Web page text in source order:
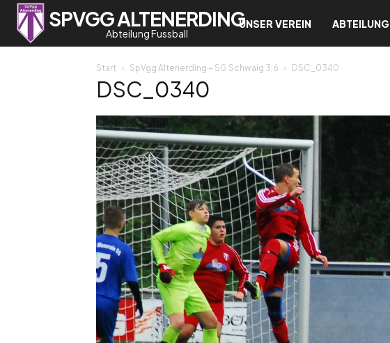
SPVGG ALTENERDING
Abteilung Fussball
UNSER VEREIN ABTEILUNG
Start SpVgg Altenerding – SG Schwaig 3:6 DSC_0340
DSC_0340